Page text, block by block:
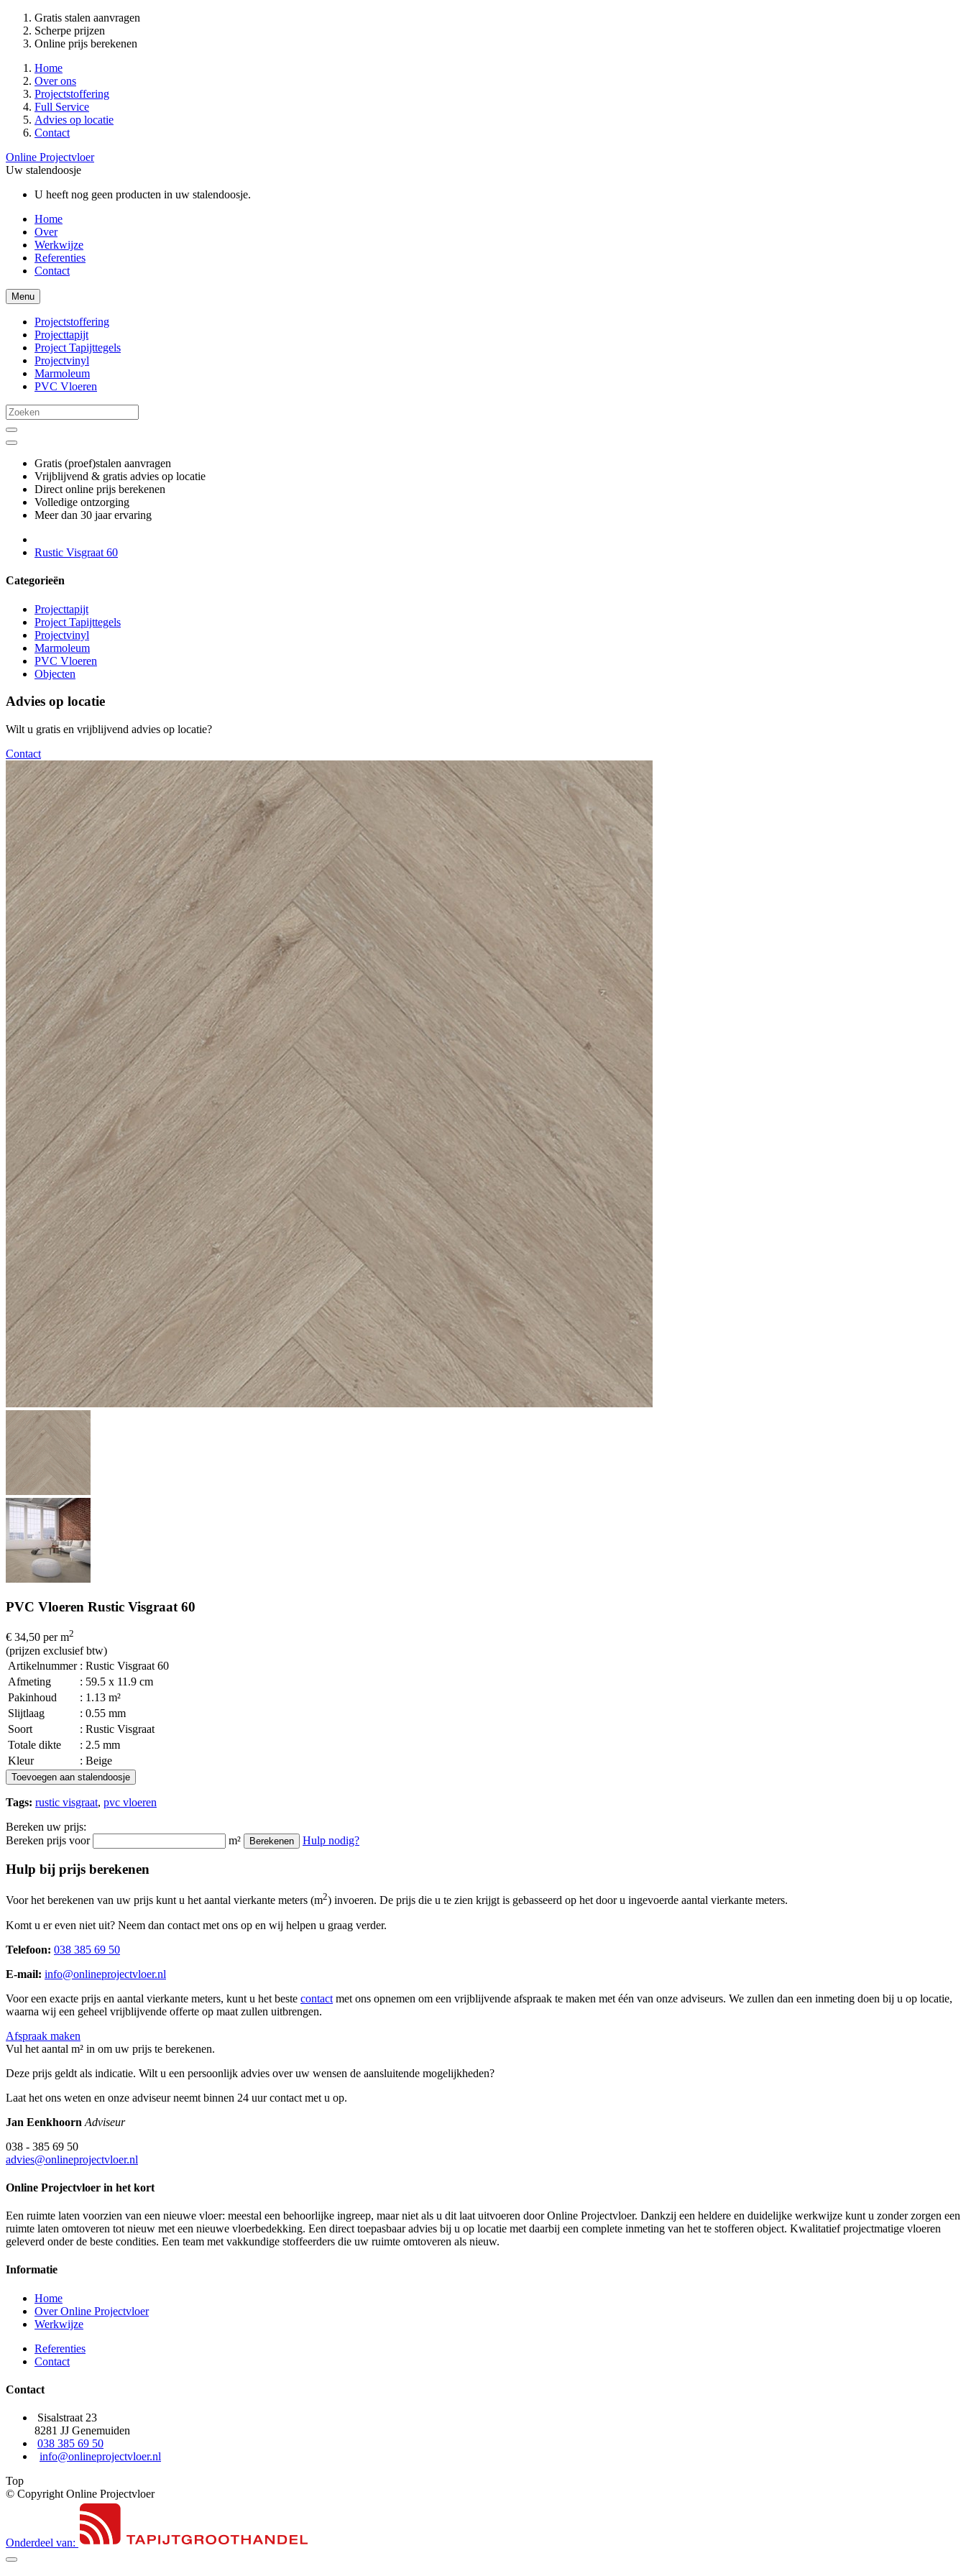
Gratis stalen aanvragen
Scherpe prijzen
Online prijs berekenen
Home
Over ons
Projectstoffering
Full Service
Advies op locatie
Contact
Online Projectvloer
Uw stalendoosje
U heeft nog geen producten in uw stalendoosje.
Home
Over
Werkwijze
Referenties
Contact
Menu
Projectstoffering
Projecttapijt
Project Tapijttegels
Projectvinyl
Marmoleum
PVC Vloeren
Gratis (proef)stalen aanvragen
Vrijblijvend & gratis advies op locatie
Direct online prijs berekenen
Volledige ontzorging
Meer dan 30 jaar ervaring
Rustic Visgraat 60
Categorieën
Projecttapijt
Project Tapijttegels
Projectvinyl
Marmoleum
PVC Vloeren
Objecten
Advies op locatie
Wilt u gratis en vrijblijvend advies op locatie?
Contact
PVC Vloeren Rustic Visgraat 60
€ 34,50 per m2
(prijzen exclusief btw)
Artikelnummer : Rustic Visgraat 60
Afmeting
: 59.5 x 11.9 cm
Pakinhoud
: 1.13 m²
Slijtlaag
: 0.55 mm
Soort
: Rustic Visgraat
Totale dikte
: 2.5 mm
Kleur
: Beige
Toevoegen aan stalendoosje
Tags: rustic visgraat, pvc vloeren
Bereken uw prijs:
Bereken prijs voor
m² Berekenen Hulp nodig?
Hulp bij prijs berekenen
Voor het berekenen van uw prijs kunt u het aantal vierkante meters (m2) invoeren. De prijs die u te zien krijgt is gebasseerd op het door u ingevoerde aantal vierkante meters.
Komt u er even niet uit? Neem dan contact met ons op en wij helpen u graag verder.
Telefoon: 038 385 69 50
E-mail: info@onlineprojectvloer.nl
Voor een exacte prijs en aantal vierkante meters, kunt u het beste contact met ons opnemen om een vrijblijvende afspraak te maken met één van onze adviseurs. We zullen dan een inmeting doen bij u op locatie,
waarna wij een geheel vrijblijvende offerte op maat zullen uitbrengen.
Afspraak maken
Vul het aantal m² in om uw prijs te berekenen.
Deze prijs geldt als indicatie. Wilt u een persoonlijk advies over uw wensen de aansluitende mogelijkheden?
Laat het ons weten en onze adviseur neemt binnen 24 uur contact met u op.
Jan Eenkhoorn Adviseur
038 - 385 69 50
advies@onlineprojectvloer.nl
Online Projectvloer in het kort
Een ruimte laten voorzien van een nieuwe vloer: meestal een behoorlijke ingreep, maar niet als u dit laat uitvoeren door Online Projectvloer. Dankzij een heldere en duidelijke werkwijze kunt u zonder zorgen een
ruimte laten omtoveren tot nieuw met een nieuwe vloerbedekking. Een direct toepasbaar advies bij u op locatie met daarbij een complete inmeting van het te stofferen object. Kwalitatief projectmatige vloeren
geleverd onder de beste condities. Een team met vakkundige stoffeerders die uw ruimte omtoveren als nieuw.
Informatie
Home
Over Online Projectvloer
Werkwijze
Referenties
Contact
Contact
Sisalstraat 23
8281 JJ Genemuiden
038 385 69 50
info@onlineprojectvloer.nl
Top
© Copyright Online Projectvloer
Onderdeel van: